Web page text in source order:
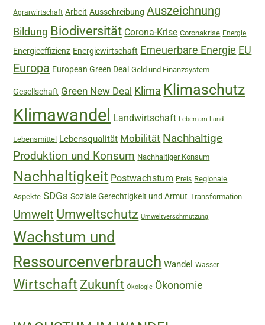
Agrarwirtschaft Arbeit Ausschreibung Auszeichnung
Bildung Biodiversität Corona-Krise Coronakrise Energie
Energieeffizienz Energiewirtschaft Erneuerbare Energie EU
Europa European Green Deal Geld und Finanzsystem
Gesellschaft Green New Deal Klima Klimaschutz
Klimawandel Landwirtschaft Leben am Land
Lebensmittel Lebensqualität Mobilität Nachhaltige
Produktion und Konsum Nachhaltiger Konsum
Nachhaltigkeit Postwachstum Preis Regionale
Aspekte SDGs Soziale Gerechtigkeit und Armut Transformation
Umwelt Umweltschutz Umweltverschmutzung
Wachstum und
Ressourcenverbrauch Wandel Wasser
Wirtschaft Zukunft Ökologie Ökonomie